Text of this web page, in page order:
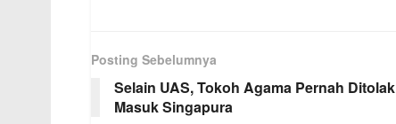
Posting Sebelumnya
Selain UAS, Tokoh Agama Pernah Ditolak
Masuk Singapura